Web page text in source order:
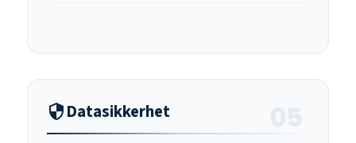
security Datasikkerhet